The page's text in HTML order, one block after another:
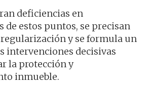
deficiencias en
de estos puntos, se precisan
y se formula un
intervenciones decisivas
la protección y
inmueble.